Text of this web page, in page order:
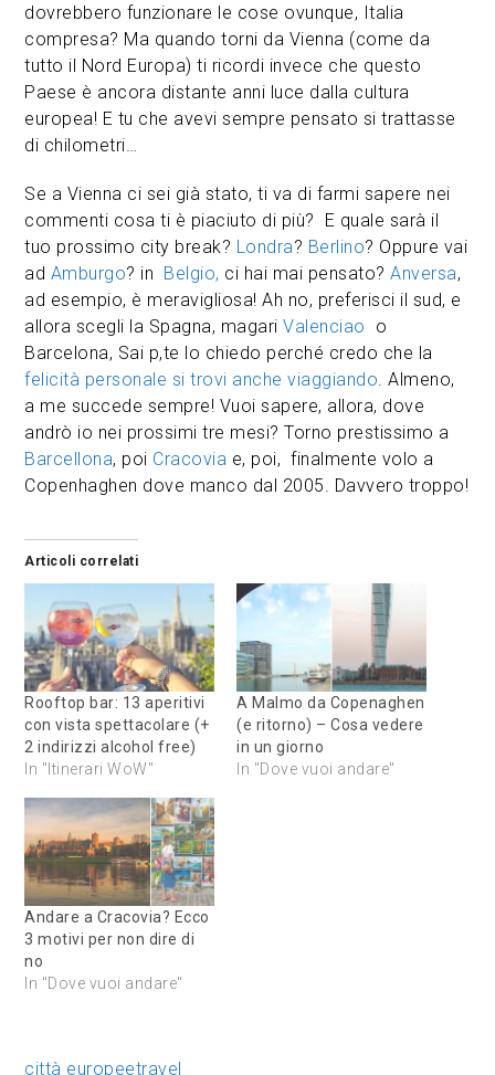
dovrebbero funzionare le cose ovunque, Italia
compresa? Ma quando torni da Vienna (come da
tutto il Nord Europa) ti ricordi invece che questo
Paese è ancora distante anni luce dalla cultura
europea! E tu che avevi sempre pensato si trattasse
di chilometri…
Se a Vienna ci sei già stato, ti va di farmi sapere nei
commenti cosa ti è piaciuto di più? E quale sarà il
tuo prossimo city break? Londra? Berlino? Oppure vai
ad Amburgo? in Belgio, ci hai mai pensato?Anversa,
ad esempio, è meravigliosa! Ah no, preferisci il sud, e
allora scegli la Spagna, magariValenciao
o
Barcelona, Sai p,te lo chiedo perché credo che la
felicità personale si trovi anche viaggiando . Almeno,
a me succede sempre! Vuoi sapere, allora, dove
andrò io nei prossimi tre mesi? Torno prestissimo a
Barcellona, poi Cracovia e, poi, finalmente volo a
Copenhaghen dove manco dal 2005. Davvero troppo!
Articoli correlati
Rooftop bar: 13 aperitivi
con vista spettacolare (+
2 indirizzi alcohol free)
In "Itinerari WoW"
A Malmo da Copenaghen
(e ritorno) – Cosa vedere
in un giorno
In "Dove vuoi andare"
Andare a Cracovia? Ecco
3 motivi per non dire di
no
In "Dove vuoi andare"
città europeetravel